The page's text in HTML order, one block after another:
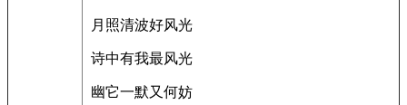
月照清波好风光
诗中有我最风光
幽它一默又何妨